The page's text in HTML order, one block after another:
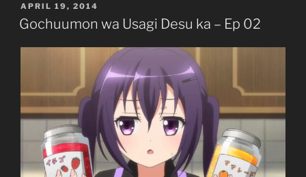
Ep
POSTED
ON
APRIL 19, 2014
Gochuumon wa Usagi Desu ka – Ep 02